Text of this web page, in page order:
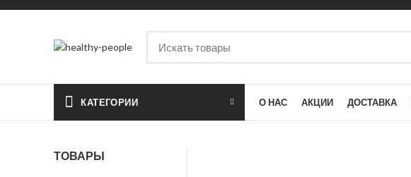
КАТЕГОРИИ О НАС АКЦИИ ДОСТАВКА
ТОВАРЫ